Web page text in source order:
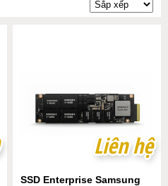
Liên hệ
Liên hệ
SSD Enterprise Samsung